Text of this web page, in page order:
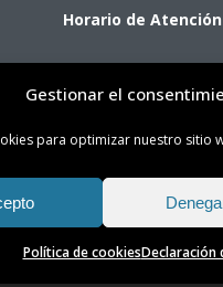
Gestionar el
para optimizar nuestro sitio
Política de cookiesDeclaración
Horario de Atención
(presencial con cita
Oficina de Transición